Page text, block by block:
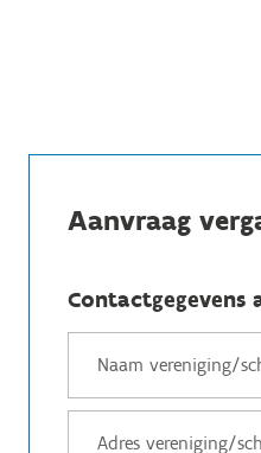
Aanvraag
Contactgegevens